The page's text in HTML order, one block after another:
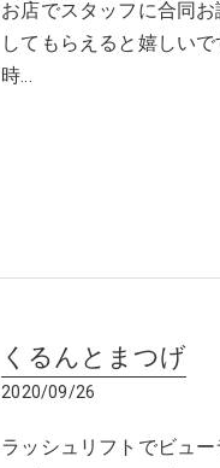
お店でスタッフに合同
してもらえると嬉しい
時…
くるんとまつげ
2020/09/26
ラッシュリフトでビュ